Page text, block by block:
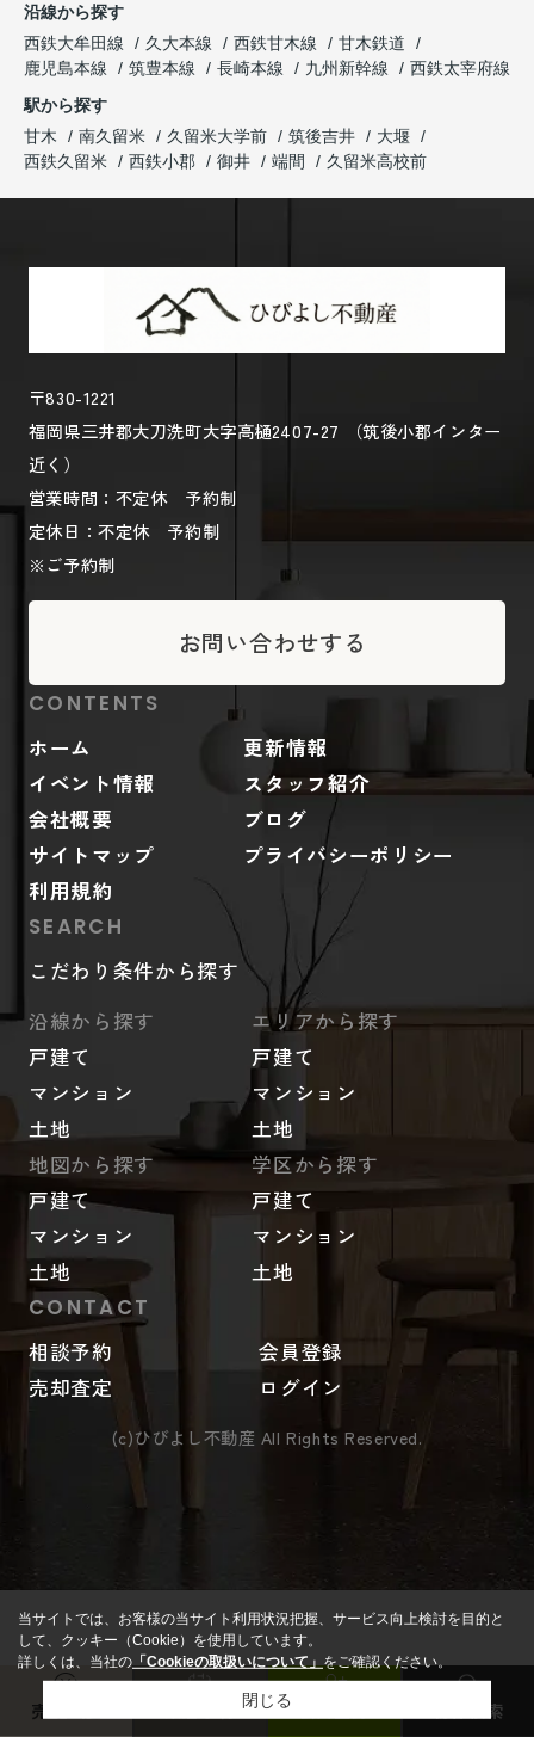
沿線から探す
西鉄大牟田線
久大本線 西鉄甘木線
甘木鉄道
鹿児島本線
筑豊本線 長崎本線 九州新幹線
西鉄太宰府線
駅から探す
甘木
南久留米 久留米大学前 筑後吉井
大堰
西鉄久留米
西鉄小郡 御井 端間 久留米高校前
〒830-1221
福岡県三井郡大刀洗町大字高樋2407-27 （筑後小郡インター
近く）
営業時間：不定休 予約制
定休日：不定休 予約制
※ご予約制
お問い合わせする
CONTENTS
ホーム
更新情報
イベント情報
スタッフ紹介
会社概要
ブログ
サイトマップ
プライバシーポリシー
利用規約
SEARCH
こだわり条件から探す
沿線から探す
戸建て
マンション
土地
エリアから探す
戸建て
マンション
土地
地図から探す
戸建て
マンション
土地
学区から探す
戸建て
マンション
土地
CONTACT
相談予約
会員登録
売却査定
ログイン
(c)ひびよし不動産 All Rights Reserved.
売却査定 物件検索
当サイトでは、お客様の当サイト利用状況把握、サービス向上検討を目的と
して、クッキー（Cookie）を使用しています。
詳しくは、当社の「Cookieの取扱いについて」をご確認ください。
閉じる